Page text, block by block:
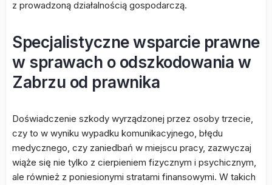
z prowadzoną działalnością gospodarczą.
Specjalistyczne wsparcie prawne
w sprawach o odszkodowania w
Zabrzu od prawnika
Doświadczenie szkody wyrządzonej przez osoby trzecie,
czy to w wyniku wypadku komunikacyjnego, błędu
medycznego, czy zaniedbań w miejscu pracy, zazwyczaj
wiąże się nie tylko z cierpieniem fizycznym i psychicznym,
ale również z poniesionymi stratami finansowymi. W takich